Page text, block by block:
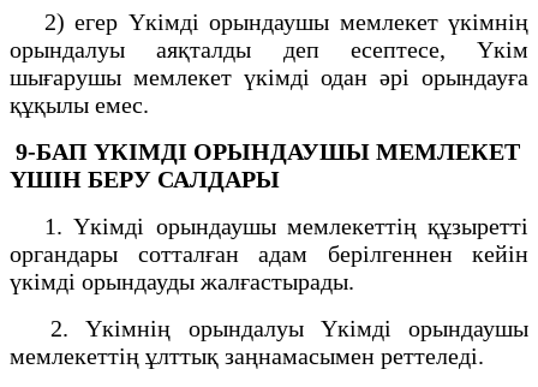
2) егер Үкімді орындаушы мемлекет үкімнің
орындалуы аяқталды деп есептесе, Үкім
шығарушы мемлекет үкімді одан әрі орындауға
құқылы емес.
9-БАП ҮКІМДІ ОРЫНДАУШЫ МЕМЛЕКЕТ
ҮШІН БЕРУ САЛДАРЫ
1. Үкімді орындаушы мемлекеттің құзыретті
органдары сотталған адам берілгеннен кейін
үкімді орындауды жалғастырады.
2. Үкімнің орындалуы Үкімді орындаушы
мемлекеттің ұлттық заңнамасымен реттеледі.